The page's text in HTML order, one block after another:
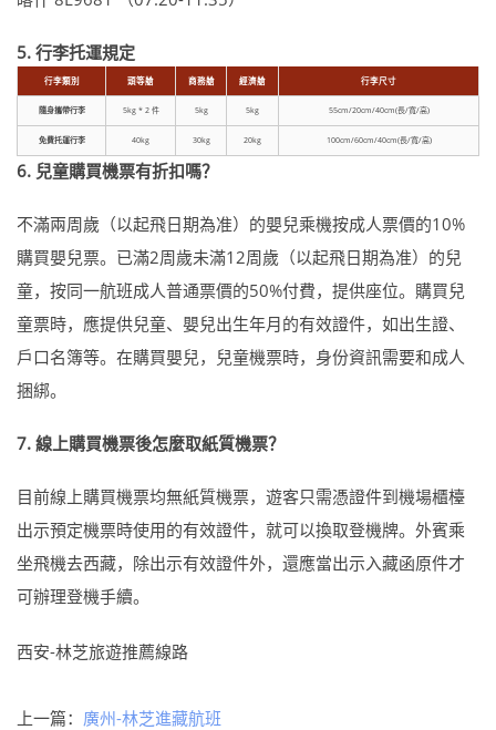
5. 行李托運規定
行李類別 頭等艙 商務艙 經濟艙 行李尺寸
隨身攜帶行李 5kg * 2 件 5kg 5kg 55cm/20cm/40cm(長/寬/高)
免費托運行李 40kg 30kg 20kg 100cm/60cm/40cm(長/寬/高)
6. 兒童購買機票有折扣嗎？
不滿兩周歲（以起飛日期為准）的嬰兒乘機按成人票價的10%
購買嬰兒票。已滿2周歲未滿12周歲（以起飛日期為准）的兒
童，按同一航班成人普通票價的50%付費，提供座位。購買兒
童票時，應提供兒童、嬰兒出生年月的有效證件，如出生證、
戶口名簿等。在購買嬰兒，兒童機票時，身份資訊需要和成人
捆綁。
7. 線上購買機票後怎麼取紙質機票？
目前線上購買機票均無紙質機票，遊客只需憑證件到機場櫃檯
出示預定機票時使用的有效證件，就可以換取登機牌。外賓乘
坐飛機去西藏，除出示有效證件外，還應當出示入藏函原件才
可辦理登機手續。
西安-林芝旅遊推薦線路
上一篇： 廣州-林芝進藏航班